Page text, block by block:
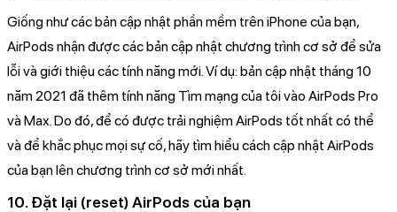
Giống như các bản cập nhật phần mềm trên iPhone của bạn,
AirPods nhận được các bản cập nhật chương trình cơ sở để sửa
lỗi và giới thiệu các tính năng mới. Ví dụ: bản cập nhật tháng 10
năm 2021 đã thêm tính năng Tìm mạng của tôi vào AirPods Pro
và Max. Do đó, để có được trải nghiệm AirPods tốt nhất có thể
và để khắc phục mọi sự cố, hãy tìm hiểu cách cập nhật AirPods
của bạn lên chương trình cơ sở mới nhất.
10. Đặt lại (reset) AirPods của bạn